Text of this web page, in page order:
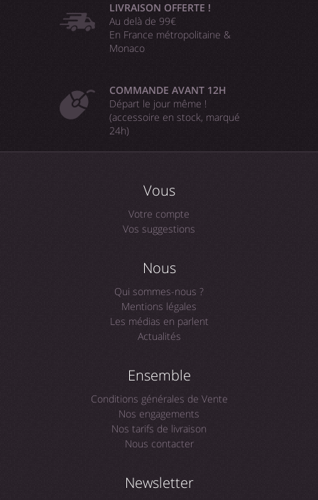
LIVRAISON OFFERTE !
Au delà de 99€
En France métropolitaine &
Monaco
COMMANDE AVANT 12H
Départ le jour même !
(accessoire en stock, marqué
24h)
Vous
Votre compte
Vos suggestions
Nous
Qui sommes-nous ?
Mentions légales
Les médias en parlent
Actualités
Ensemble
Conditions générales de Vente
Nos engagements
Nos tarifs de livraison
Nous contacter
Newsletter